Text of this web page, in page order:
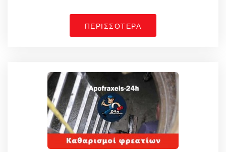
ΠΕΡΙΣΣΟΤΕΡΑ